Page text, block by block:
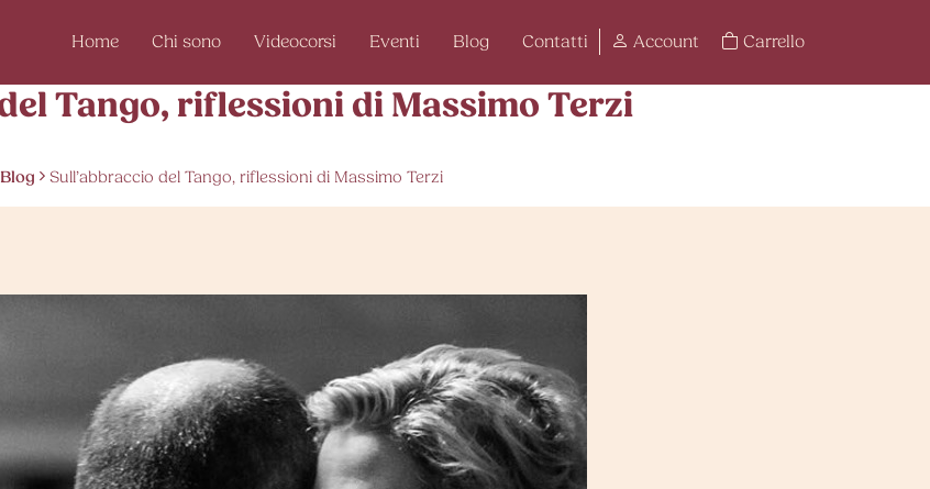
Home Chi sono Videocorsi Eventi Blog Contatti Account Carrello
Tango, riflessioni di Massimo Terzi
Blog Sull’abbraccio del Tango, riflessioni di Massimo Terzi